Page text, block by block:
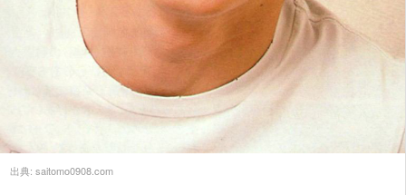
出典: saitomo0908.com